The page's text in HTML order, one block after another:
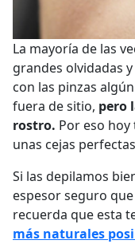
La mayoría de las
grandes olvidadas
con las pinzas
fuera de sitio, pero
rostro. Por eso
unas cejas
Si las depilamos
espesor seguro
recuerda que esta
más naturales